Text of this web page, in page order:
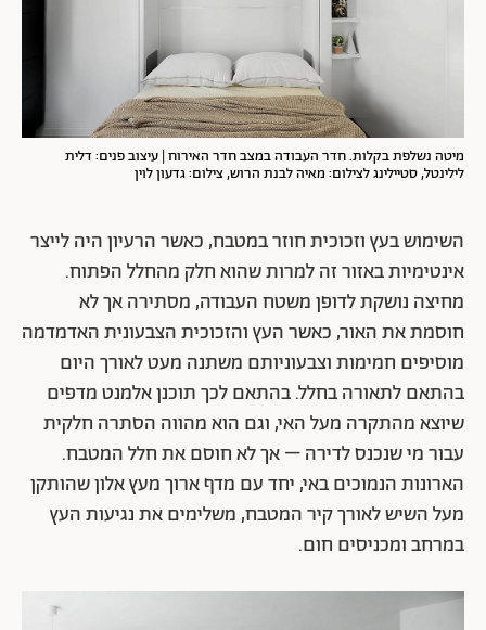
מיטה נשלפת בקלות. חדר העבודה במצב חדר האירוח | עיצוב פנים: דלית
לילינטל, סטיילינג לצילום: מאיה לבנת הרוש, צילום: גדעון לוין
השימוש בעץ וזכוכית חוזר במטבח, כאשר הרעיון היה לייצר
אינטימיות באזור זה למרות שהוא חלק מהחלל הפתוח.
מחיצה נושקת לדופן משטח העבודה, מסתירה אך לא
חוסמת את האור, כאשר העץ והזכוכית הצבעונית האדמדמה
מוסיפים חמימות וצבעוניותם משתנה מעט לאורך היום
בהתאם לתאורה בחלל. בהתאם לכך תוכנן אלמנט מדפים
שיוצא מהתקרה מעל האי, וגם הוא מהווה הסתרה חלקית
עבור מי שנכנס לדירה – אך לא חוסם את חלל המטבח.
הארונות הנמוכים באי, יחד עם מדף ארוך מעץ אלון שהותקן
מעל השיש לאורך קיר המטבח, משלימים את נגיעות העץ
במרחב ומכניסים חום.